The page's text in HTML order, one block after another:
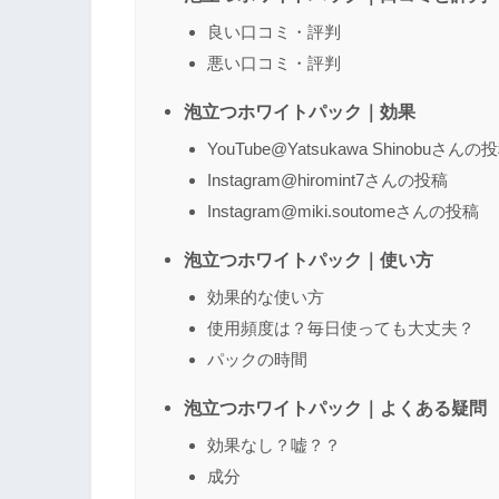
良い口コミ・評判
悪い口コミ・評判
泡立つホワイトパック｜効果
YouTube@Yatsukawa Shinobuさんの
Instagram@hiromint7さんの投稿
Instagram@miki.soutomeさんの投稿
泡立つホワイトパック｜使い方
効果的な使い方
使用頻度は？毎日使っても大丈夫？
パックの時間
泡立つホワイトパック｜よくある疑問
効果なし？嘘？？
成分